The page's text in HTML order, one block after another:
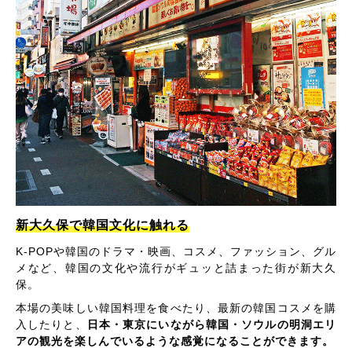
新大久保で韓国文化に触れる
K-POPや韓国のドラマ・映画、コスメ、ファッション、グル
メなど、韓国の文化や流行がギュッと詰まった街が新大久
保。
本場の美味しい韓国料理を食べたり、最新の韓国コスメを購
入したりと、
日本・東京にいながら韓国・ソウルの明洞エリ
アの観光を楽しんでいるような感覚になることができます。